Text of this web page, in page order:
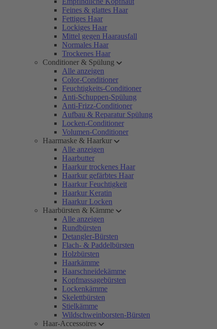
Feines & glattes Haar
Fettiges Haar
Lockiges Haar
Mittel gegen Haarausfall
Normales Haar
Trockenes Haar
Conditioner & Spülung
Alle anzeigen
Color-Conditioner
Feuchtigkeits-Conditioner
Anti-Schuppen-Spülung
Anti-Frizz-Conditioner
Aufbau & Reparatur Spülung
Locken-Conditioner
Volumen-Conditioner
Haarmaske & Haarkur
Alle anzeigen
Haarbutter
Haarkur trockenes Haar
Haarkur gefärbtes Haar
Haarkur Feuchtigkeit
Haarkur Keratin
Haarkur Locken
Haarbürsten & Kämme
Alle anzeigen
Rundbürsten
Detangler-Bürsten
Flach- & Paddelbürsten
Holzbürsten
Haarkämme
Haarschneidekämme
Kopfmassagebürsten
Lockenkämme
Skelettbürsten
Stielkämme
Wildschweinborsten-Bürsten
Haar-Accessoires